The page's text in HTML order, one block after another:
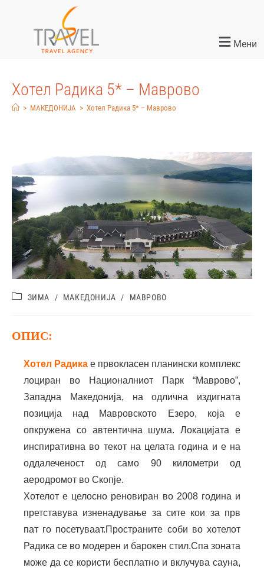
Мени
Хотел Радика 5* – Маврово
> МАКЕДОНИЈА > Хотел Радика 5* – Маврово
ЗИМА / МАКЕДОНИЈА / МАВРОВО
ОПИС:
Хoтел Радика е првокласен планински комплекс
лоциран во Националниот Парк “Маврово”,
Западна Македонија, на одлична издигната
позиција над Мавровското Езеро, која е
опкружена со автентична шума. Локацијата е
инспиративна во текот на целата година и е на
оддалеченост од само 90 километри од
аеродромот во Скопје.
Хотелот е целосно реновиран во 2008 година и
претставува изненадување за сите кои за прв
пат го посетуваат.Пространите соби во хотелот
Радика се во модерен и барокен стил.Спа зоната
може да се користи бесплатно и вклучува сауна,